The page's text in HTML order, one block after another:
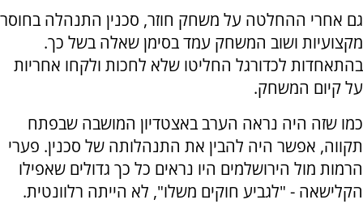
גם אחרי ההחלטה על משחק חוזר, סכנין התנהלה בחוסר
מקצועיות ושוב המשחק עמד בסימן שאלה בשל כך.
בהתאחדות לכדורגל החליטו שלא לחכות ולקחו אחריות
על קיום המשחק.
כמו שזה היה נראה הערב באצטדיון המושבה שבפתח
תקווה, אפשר היה להבין את התנהלותה של סכנין. פערי
הרמות מול הירושלמים היו נראים כל כך גדולים שאפילו
הקלישאה - "לגביע חוקים משלו", לא הייתה רלוונטית.